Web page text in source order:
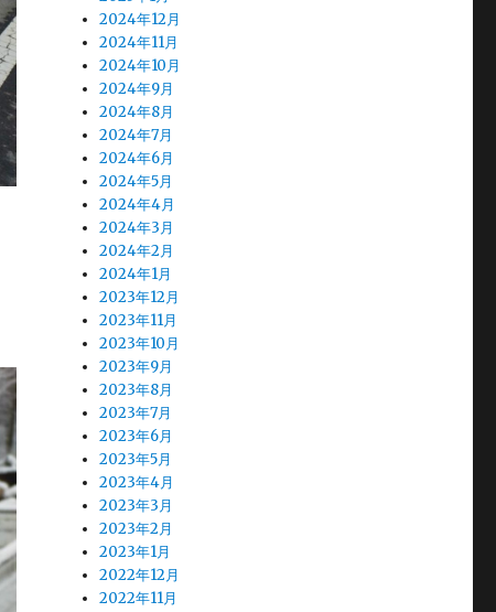
2024年12月
2024年11月
2024年10月
2024年9月
2024年8月
2024年7月
2024年6月
2024年5月
2024年4月
2024年3月
2024年2月
2024年1月
2023年12月
2023年11月
2023年10月
2023年9月
2023年8月
2023年7月
2023年6月
2023年5月
2023年4月
2023年3月
2023年2月
2023年1月
2022年12月
2022年11月